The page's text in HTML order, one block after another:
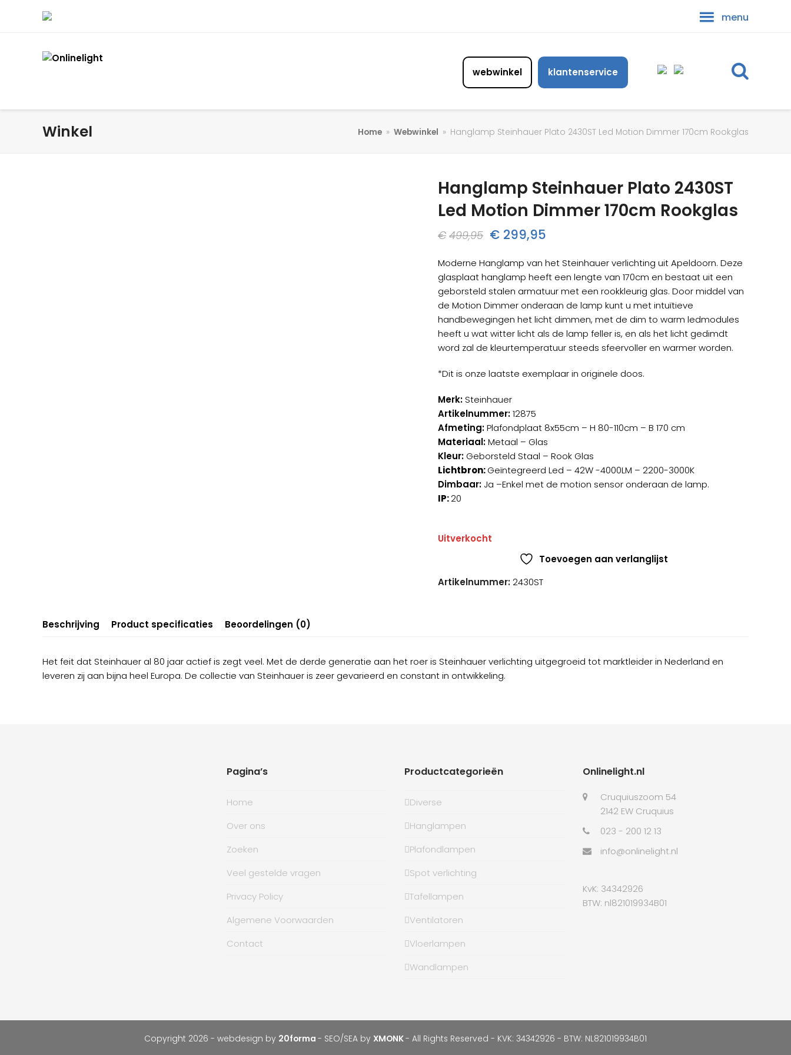
menu
webwinkel klantenservice
Winkel Home » Webwinkel » Hanglamp Steinhauer Plato 2430ST Led Motion Dimmer 170cm Rookglas
Hanglamp Steinhauer Plato 2430ST
Led Motion Dimmer 170cm Rookglas
€ 499,95 Oorspronkelijke
was:
€499,95.
€ 299,95Huidige
is:
€299,95.
Moderne Hanglamp van het Steinhauer verlichting uit Apeldoorn. Deze
glasplaat hanglamp heeft een lengte van 170cm en bestaat uit een
geborsteld stalen armatuur met een rookkleurig glas. Door middel van
de Motion Dimmer onderaan de lamp kunt u met intuïtieve
handbewegingen het licht dimmen, met de dim to warm ledmodules
heeft u wat witter licht als de lamp feller is, en als het licht gedimdt
word zal de kleurtemperatuur steeds sfeervoller en warmer worden.
*Dit is onze laatste exemplaar in originele doos.
Merk:Steinhauer
Artikelnummer:12875
Afmeting:Plafondplaat 8x55cm – H 80-110cm – B 170 cm
Materiaal:Metaal – Glas
Kleur: Geborsteld Staal – Rook Glas
Lichtbron:Geïntegreerd Led – 42W -4000LM – 2200-3000K
Dimbaar: Ja –Enkel met de motion sensor onderaan de lamp.
IP:20
Uitverkocht
Toevoegen aan verlanglijst
Artikelnummer:2430ST
Beschrijving Product specificaties Beoordelingen (0)
Het feit dat Steinhauer al 80 jaar actief is zegt veel. Met de derde generatie aan het roer is Steinhauer verlichting uitgegroeid tot marktleider in Nederland en
leveren zij aan bijna heel Europa. De collectie van Steinhauer is zeer gevarieerd en constant in ontwikkeling.
Pagina’s
Home
Over ons
Zoeken
Veel gestelde vragen
Privacy Policy
Algemene Voorwaarden
Contact
Productcategorieën
Diverse
Hanglampen
Plafondlampen
Spot verlichting
Tafellampen
Ventilatoren
Vloerlampen
Wandlampen
Onlinelight.nl
Cruquiuszoom 54
2142 EW Cruquius
023 - 200 12 13
info@onlinelight.nl
KvK: 34342926
BTW: nl821019934B01
Copyright 2026 - webdesign by 20forma - SEO/SEA by XMONK- All Rights Reserved - KVK: 34342926 - BTW: NL821019934B01